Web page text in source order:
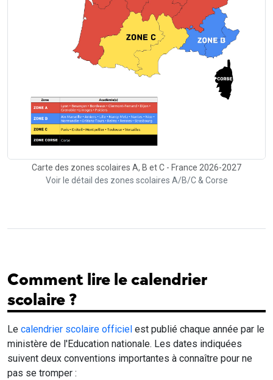
Carte des zones scolaires A, B et C - France 2026-2027
Voir le détail des zones scolaires A/B/C & Corse
Comment lire le calendrier
scolaire ?
Le calendrier scolaire officiel est publié chaque année par le
ministère de l'Education nationale. Les dates indiquées
suivent deux conventions importantes à connaître pour ne
pas se tromper :